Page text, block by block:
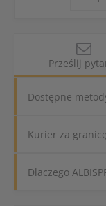
Prześlij
Dostępne
Kurier za granicę
Dlaczego